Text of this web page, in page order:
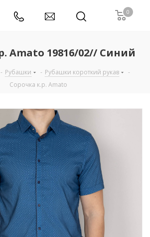
0
Amato 19816/02// Синий
- Рубашки - Рубашки короткий рукав
-
Сорочка к.р. Amato